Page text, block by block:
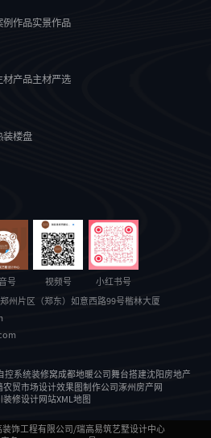
例作品实景作品
材产品主材严选
装楼盘
号 视频号 小红书号
州片区（郑东）如意西路99号楷林大厦
控系统装修窝成都地暖公司舞台搭建沈阳房地产
农贸市场设计效果图制作公司涿州房产网
装修设计网站XML地图
装饰工程有限公司/瑞高易筑艺墅设计中心